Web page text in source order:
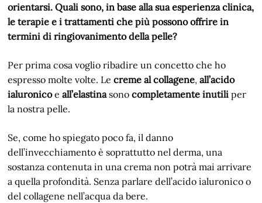
orientarsi. Quali sono, in base alla sua esperienza clinica,
le terapie e i trattamenti che più possono offrire in
termini di ringiovanimento della pelle?
Per prima cosa voglio ribadire un concetto che ho
espresso molte volte. Lecreme al collagene,all’acido
ialuronicoeall’elastinasonocompletamente inutili per
la nostra pelle.
Se, come ho spiegato poco fa, il danno
dell’invecchiamento è soprattutto nel derma, una
sostanza contenuta in una crema non potrà mai arrivare
a quella profondità. Senza parlare dell’acido ialuronico o
del collagene nell’acqua da bere.